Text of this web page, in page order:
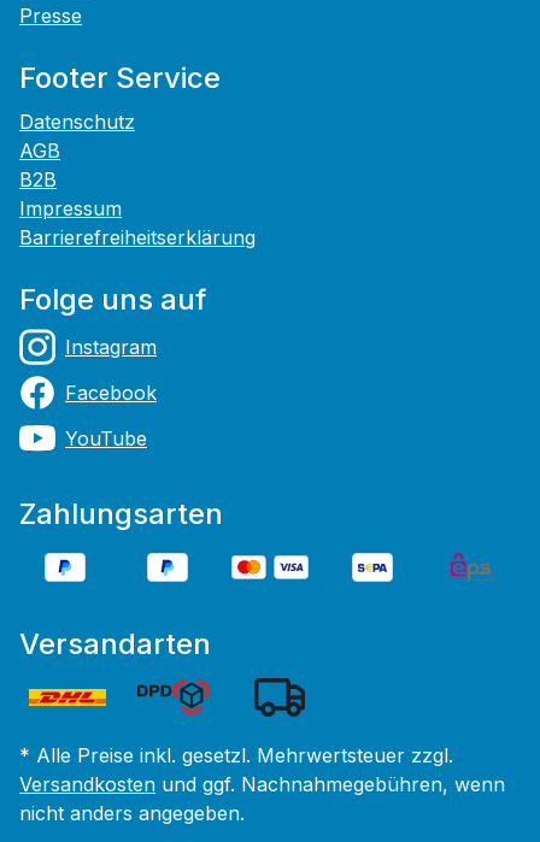
Presse
Footer Service
Datenschutz
AGB
B2B
Impressum
Barrierefreiheitserklärung
Folge uns auf
Instagram
Facebook
YouTube
Zahlungsarten
Versandarten
* Alle Preise inkl. gesetzl. Mehrwertsteuer zzgl.
Versandkosten und ggf. Nachnahmegebühren, wenn
nicht anders angegeben.